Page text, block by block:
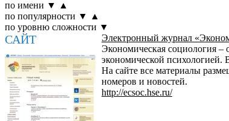
по имени ▼
▲
по популярности ▼
▲
по уровню сложности ▼
САЙТ
Электронный журнал
Экономическая социология –
экономической психологией.
На сайте все материалы
номеров и новостей.
http://ecsoc.hse.ru/